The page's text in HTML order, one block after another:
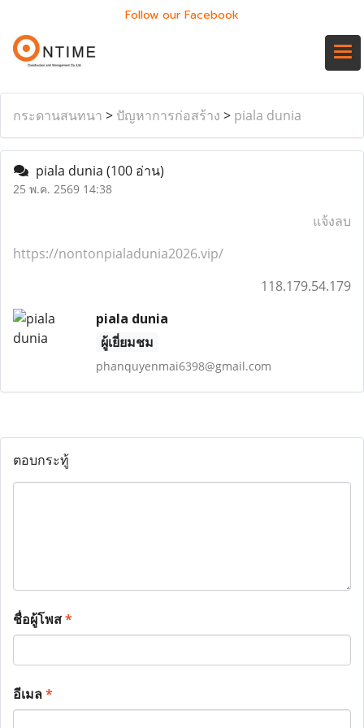
Follow our Facebook
กระดานสนทนา > ปัญหาการก่อสร้าง > piala dunia
piala dunia (100 อ่าน)
25 พ.ค. 2569 14:38
แจ้งลบ
https://nontonpialadunia2026.vip/
118.179.54.179
piala dunia
ผู้เยี่ยมชม
phanquyenmai6398@gmail.com
ตอบกระทู้
ชื่อผู้โพส*
อีเมล*